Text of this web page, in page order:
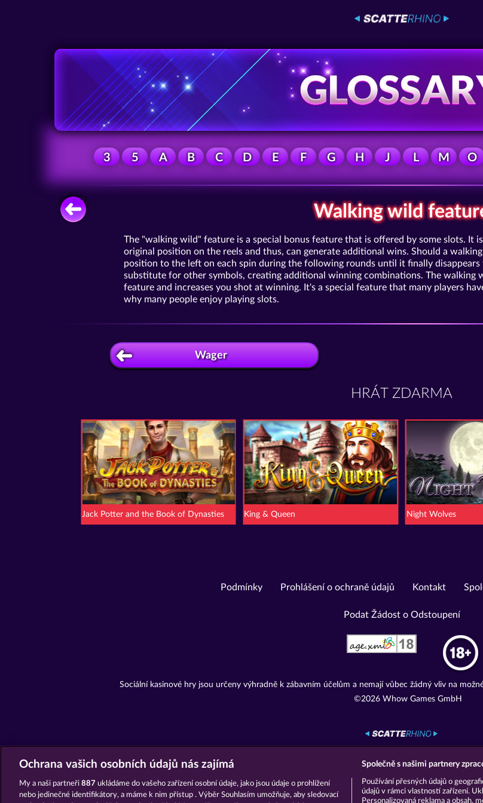
3 5 A B C D E F G H J L M O
Walking wild
The "walking wild" feature is a special bonus feature that is offered by some slots. It
original position on the reels and thus, can generate additional wins. Should a
position to the left on each spin during the following rounds until it finally
substitute for other symbols, creating additional winning combinations. The walking
feature and increases you shot at winning. It's a special feature that many players
why many people enjoy playing slots.
Wager
HRÁT ZDARMA
Jack Potter and the Book of Dynasties King & Queen Night Wolves
Podmínky Prohlášení o ochraně údajů Kontakt
Podat Žádost o Odstoupení
Sociální kasinové hry jsou určeny výhradně k zábavním účelům a nemají vůbec žádný vliv na
©2026 Whow Games GmbH
Ochrana vašich osobních údajů nás zajímá
My a naši partneři 887 ukládáme do vašeho zařízení osobní údaje, jako jsou údaje o prohlížení
nebo jedinečné identifikátory, a máme k nim přístup . Výběr Souhlasím umožňuje, aby sledovací
Společně s našimi partnery
Používání přesných údajů o
údajů v rámci vlastností zařízení.
Personalizovaná reklama a obsah,